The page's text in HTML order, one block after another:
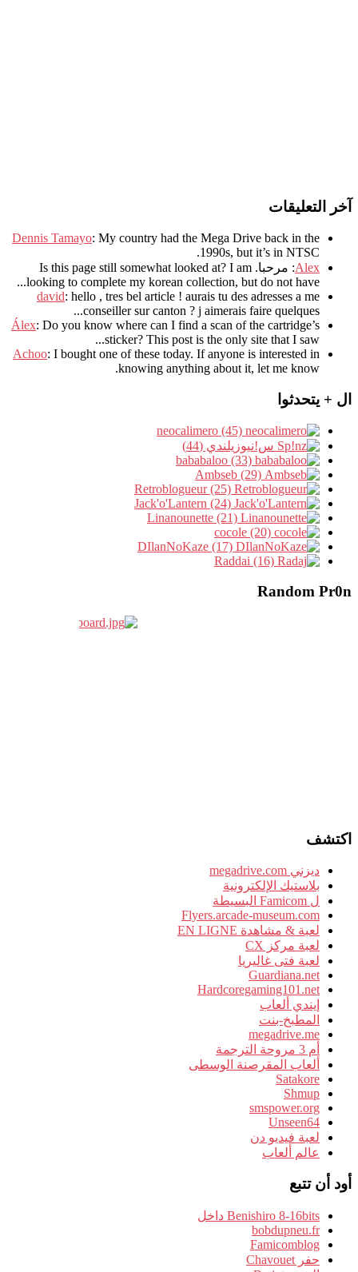
آخر التعليقات
Dennis Tamayo: My country had the Mega Drive back in the
1990s, but it’s in NTSC
.
Alex: مرحبا. Is this page still somewhat looked at? I am
looking to complete my korean collection, but do not have..
.
david: hello , tres bel article ! aurais tu des adresses a me
conseiller sur canton ? j aimerais faire quelques..
.
Álex: Do you know where can I find a scan of the cartridge’s
sticker? This post is the only site that I saw...
Achoo: I bought one of these today. If anyone is interested in
knowing anything about it, let me know.
ال + يتحدثوا
س!نيوزيلندي (44)
Random Pr0n
اكتشف
ديزني megadrive.com
بلاستيك الإلكترونية
ل Famicom البسيطة
Flyers.arcade-museum.com
لعبة & مشاهدة EN LIGNE
لعبة مركز CX
لعبة فتى غاليريا
Guardiana.net
Hardcoregaming101.net
إيندي ألعاب
المطبخ-بنت
megadrive.me
أم 3 مروحة الترجمة
ألعاب المقرصنة الوسطى
Satakore
Shmup
smspower.org
Unseen64
لعبة فيديو دن
عالم ألعاب
أود أن تتبع
Benishiro 8-16bits داخل
bobdupneu.fr
Famicomblog
حفر Chavouet